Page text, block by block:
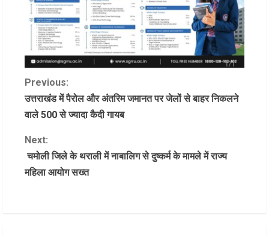
C
o
n
t
Previous:
उत्तराखंड में पैरोल और अंतरिम जमानत पर जेलों से बाहर निकलने
वाले 500 से ज्यादा कैदी गायब
Next:
चमोली जिले के थराली में नाबालिग से दुष्कर्म के मामले में राज्य
महिला आयोग सख्त